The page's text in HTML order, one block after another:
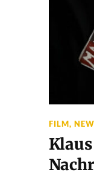
FILM,